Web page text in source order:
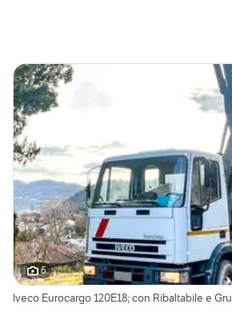
6
Iveco Eurocargo 120E18; con Ribaltabile e Gru